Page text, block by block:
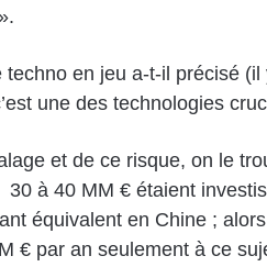
techno en jeu a-t-il précisé
une des technologies
et de ce risque, on le
30 à 40 MM € étaient
équivalent en Chine ;
€ par an seulement à ce